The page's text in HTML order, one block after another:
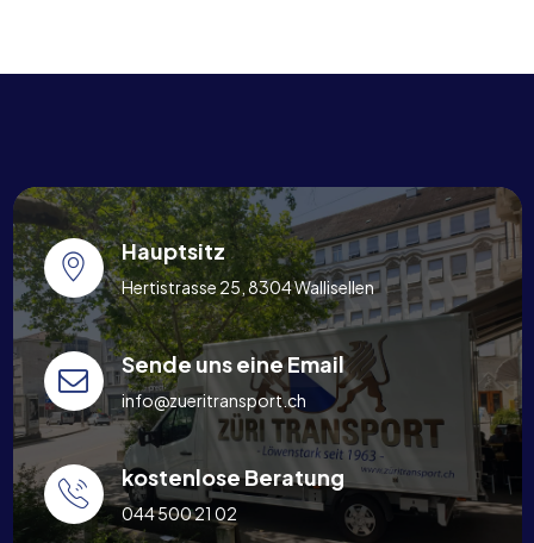
Hauptsitz
Hertistrasse 25, 8304 Wallisellen
Sende uns eine Email
info@zueritransport.ch
kostenlose Beratung
044 500 21 02